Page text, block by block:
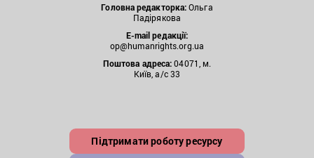
Головна редакторка:Ольга
Падірякова
E-mail редакції:
op@humanrights.org.ua
Поштова адреса:04071, м.
Київ, а/с 33
Підтримати роботу ресурсу